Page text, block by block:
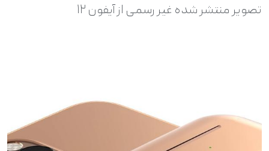
تصویر منتشر شده غیر رسمی از آیفون ۱۲